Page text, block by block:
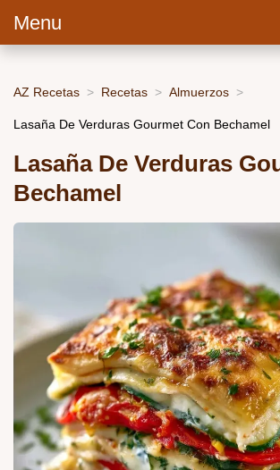
Menu
AZ Recetas Recetas Almuerzos
Lasaña De Verduras Gourmet Con Bechamel
Lasaña De Verduras
Bechamel